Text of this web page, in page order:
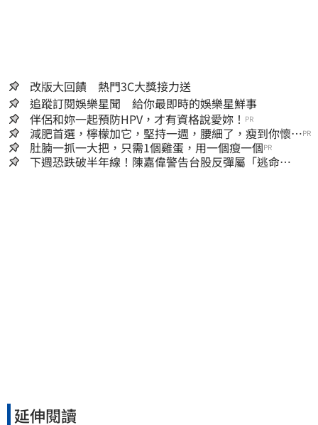
改版大回饋 熱門3C大獎接力送
追蹤訂閱娛樂星聞 給你最即時的娛樂星鮮事
伴侶和妳一起預防HPV，才有資格說愛妳！ PR
減肥首選，檸檬加它，堅持一週，腰細了，瘦到你懷疑
人生
PR
肚腩一抓一大把，只需1個雞蛋，用一個瘦一個PR
下週恐跌破半年線！陳嘉偉警告台股反彈屬「逃命
延伸閱讀